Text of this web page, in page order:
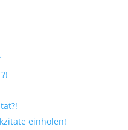
einholen!